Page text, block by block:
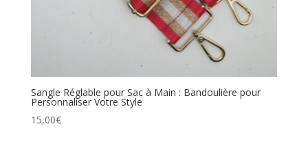
Sangle Réglable pour Sac à Main : Bandoulière pour
Personnaliser Votre Style
15,00€